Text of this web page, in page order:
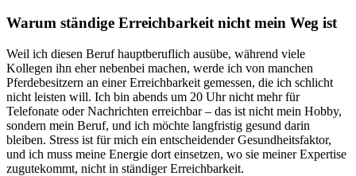
Warum ständige Erreichbarkeit nicht mein Weg ist
Weil ich diesen Beruf hauptberuflich ausübe, während viele
Kollegen ihn eher nebenbei machen, werde ich von manchen
Pferdebesitzern an einer Erreichbarkeit gemessen, die ich schlicht
nicht leisten will. Ich bin abends um 20 Uhr nicht mehr für
Telefonate oder Nachrichten erreichbar – das ist nicht mein Hobby,
sondern mein Beruf, und ich möchte langfristig gesund darin
bleiben. Stress ist für mich ein entscheidender Gesundheitsfaktor,
und ich muss meine Energie dort einsetzen, wo sie meiner Expertise
zugutekommt, nicht in ständiger Erreichbarkeit.